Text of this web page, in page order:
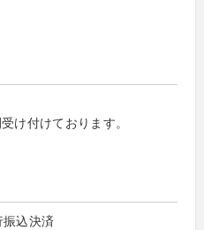
け付けております。
込決済